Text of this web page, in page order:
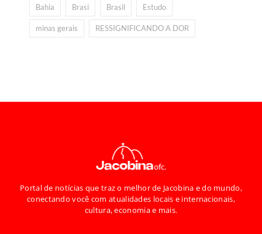
Bahia Brasi Brasil Estudo
minas gerais RESSIGNIFICANDO A DOR
Portal de notícias que traz o melhor de Jacobina e do mundo,
conectando você com atualidades locais e internacionais,
cultura, economia e mais.